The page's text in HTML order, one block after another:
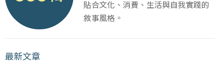
貼合文化、消費、生活與自我實踐的
敘事風格。
最新文章